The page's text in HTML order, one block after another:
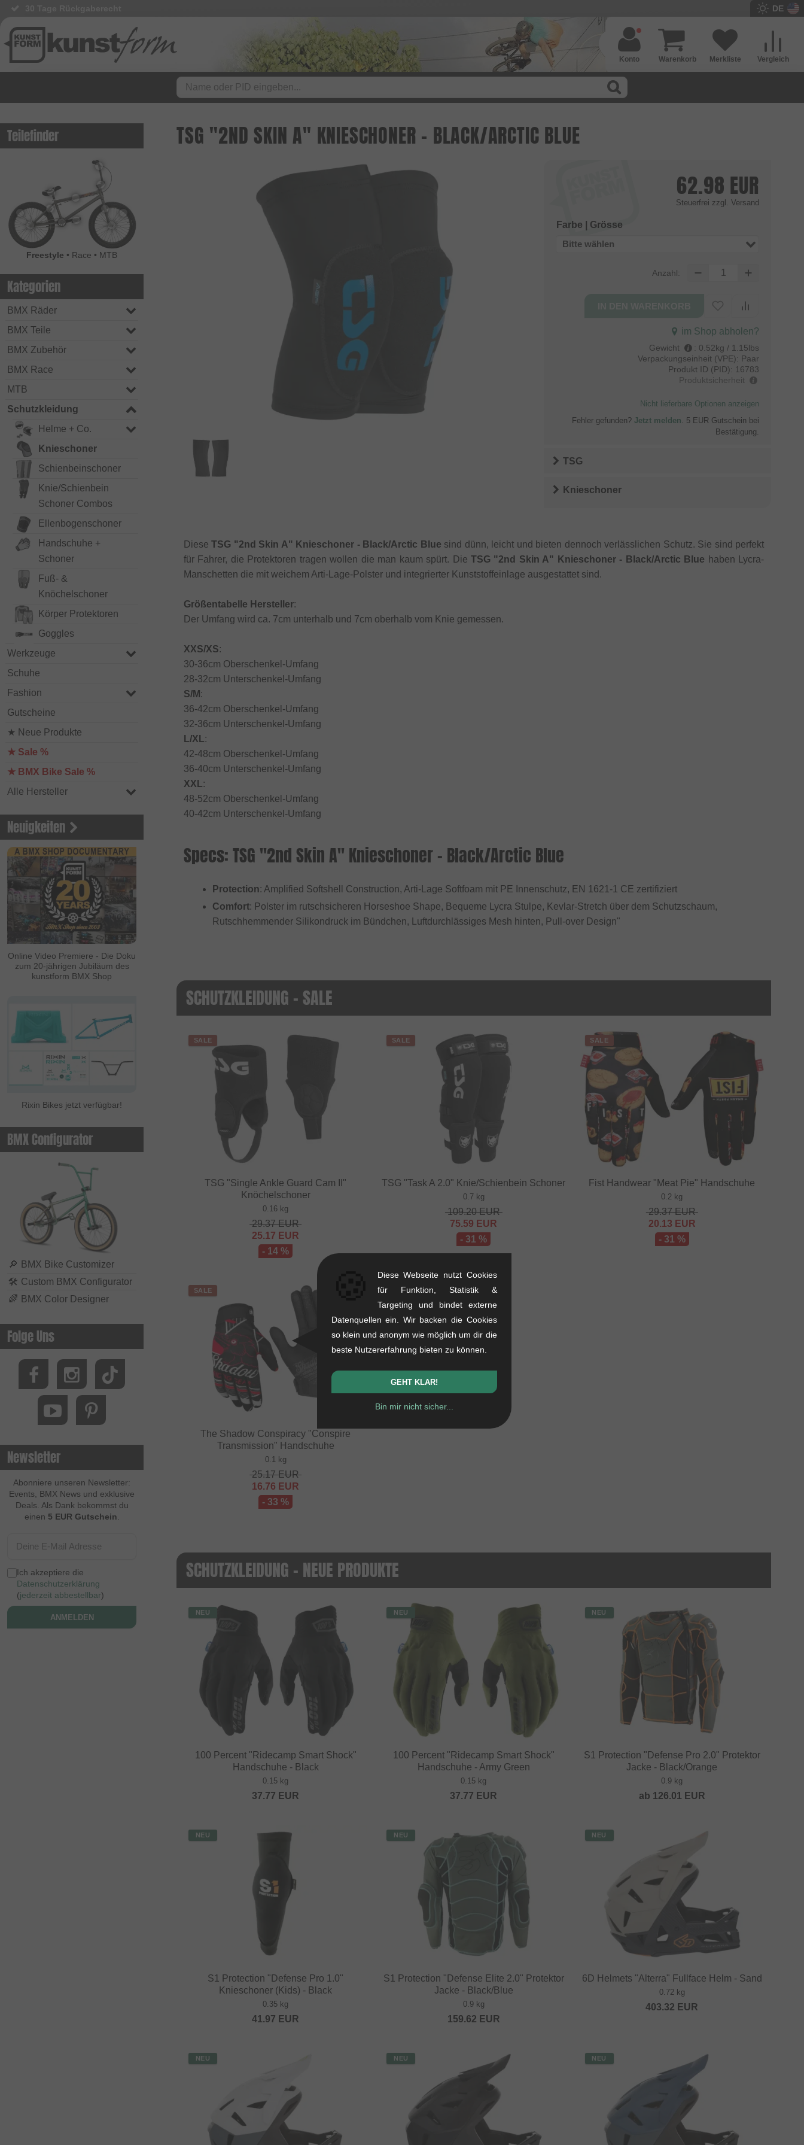
DE
Vergleich
Merkliste
Warenkorb
Konto
Teilefinder
Freestyle • Race • MTB
Kategorien
BMX Räder
BMX Teile
BMX Zubehör
BMX Race
MTB
Schutzkleidung
Helme + Co.
Knieschoner
Schienbeinschoner
Knie/Schienbein
Schoner Combos
Ellenbogenschoner
Handschuhe +
Schoner
Fuß- &
Knöchelschoner
Körper Protektoren
Goggles
Werkzeuge
Schuhe
Fashion
Gutscheine
★ Neue Produkte
★ Sale %
★ BMX Bike Sale %
Alle Hersteller
Neuigkeiten
Online Video Premiere - Die Doku
zum 20-jährigen Jubiläum des
kunstform BMX Shop
Rixin Bikes jetzt verfügbar!
BMX Configurator
🔎 BMX Bike Customizer
🛠 Custom BMX Configurator
🌈 BMX Color Designer
Folge Uns
Newsletter
Abonniere unseren Newsletter:
Events, BMX News und exklusive
Deals. Als Dank bekommst du
einen 5 EUR Gutschein
Ich akzeptiere die
Datenschutzerklärung
(jederzeit abbestellbar)
ANMELDEN
TSG "2ND SKIN A" KNIESCHONER - BLACK/ARCTIC BLUE
62.98 EUR
Steuerfrei zzgl. Versand
Farbe | Grösse
Bitte wählen
Anzahl:
im Shop abholen?
Gewicht : 0.52kg / 1.15lbs
Verpackungseinheit (VPE): Paar
Produkt ID (PID): 16783
Produktsicherheit
Nicht lieferbare Optionen anzeigen
Fehler gefunden? Jetzt melden. 5 EUR Gutschein bei
Bestätigung.
TSG
Knieschoner
DieseTSG "2nd Skin A" Knieschoner - Black/Arctic Blue sind dünn, leicht und bieten dennoch verlässlichen Schutz. Sie sind perfekt
für Fahrer, die Protektoren tragen wollen die man kaum spürt. Die TSG "2nd Skin A" Knieschoner - Black/Arctic Blue haben Lycra-
Manschetten die mit weichem Arti-Lage-Polster und integrierter Kunststoffeinlage ausgestattet sind.
Größentabelle Hersteller:
Der Umfang wird ca. 7cm unterhalb und 7cm oberhalb vom Knie gemessen.
XXS/XS:
30-36cm Oberschenkel-Umfang
28-32cm Unterschenkel-Umfang
S/M :
36-42cm Oberschenkel-Umfang
32-36cm Unterschenkel-Umfang
L/XL:
42-48cm Oberschenkel-Umfang
36-40cm Unterschenkel-Umfang
XXL:
48-52cm Oberschenkel-Umfang
40-42cm Unterschenkel-Umfang
Specs: TSG "2nd Skin A" Knieschoner - Black/Arctic Blue
Protection: Amplified Softshell Construction, Arti-Lage Softfoam mit PE Innenschutz, EN 1621-1 CE zertifiziert
Comfort: Polster im rutschsicheren Horseshoe Shape, Bequeme Lycra Stulpe, Kevlar-Stretch über dem Schutzschaum,
Rutschhemmender Silikondruck im Bündchen, Luftdurchlässiges Mesh hinten, Pull-over Design"
SCHUTZKLEIDUNG - SALE
SALE
TSG "Single Ankle Guard Cam II"
Knöchelschoner
0.16 kg
29.37EUR
25.17 EUR
- 14 %
SALE
TSG "Task A 2.0" Knie/Schienbein Schoner
0.7 kg
109.20EUR
75.59 EUR
- 31 %
SALE
Fist Handwear "Meat Pie" Handschuhe
0.2 kg
29.37EUR
20.13 EUR
- 31 %
SALE
The Shadow Conspiracy "Conspire
Transmission" Handschuhe
0.1 kg
25.17EUR
16.76 EUR
- 33 %
SCHUTZKLEIDUNG - NEUE PRODUKTE
NEU
100 Percent "Ridecamp Smart Shock"
Handschuhe - Black
0.15 kg
37.77 EUR
NEU
100 Percent "Ridecamp Smart Shock"
Handschuhe - Army Green
0.15 kg
37.77 EUR
NEU
S1 Protection "Defense Pro 2.0" Protektor
Jacke - Black/Orange
0.9 kg
ab 126.01 EUR
NEU
S1 Protection "Defense Pro 1.0"
Knieschoner (Kids) - Black
0.35 kg
41.97 EUR
NEU
S1 Protection "Defense Elite 2.0" Protektor
Jacke - Black/Blue
0.9 kg
159.62 EUR
NEU
6D Helmets "Alterra" Fullface Helm - Sand
0.72 kg
403.32 EUR
NEU NEU NEU
Diese Webseite nutzt Cookies
für Funktion, Statistik &
Targeting und bindet externe
Datenquellen ein. Wir backen die Cookies
so klein und anonym wie möglich um dir die
beste Nutzererfahrung bieten zu können.
GEHT KLAR!
Bin mir nicht sicher...